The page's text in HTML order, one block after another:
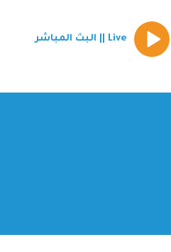
Episode
play
icon
Live || البث المباشر